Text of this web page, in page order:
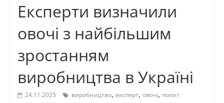
Експерти визначили
овочі з найбільшим
зростанням
виробництва в Україні
24.11.2025 виробництво, експерт, овочі, попит